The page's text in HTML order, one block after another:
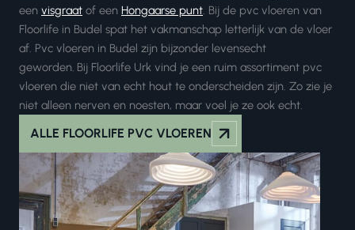
een visgraat of een Hongaarse punt. Bij de pvc vloeren van
Floorlife in Budel spat het vakmanschap letterlijk van de vloer
af. Pvc vloeren in Budel zijn bijzonder levensecht
geworden. Bij Floorlife Urk vind je een ruim assortiment pvc
vloeren die niet van echt hout te onderscheiden zijn. Zo zie je
niet alleen nerven en noesten, maar voel je ze ook echt.
ALLE FLOORLIFE PVC VLOEREN